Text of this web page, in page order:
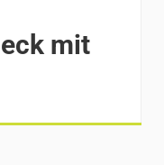
mit